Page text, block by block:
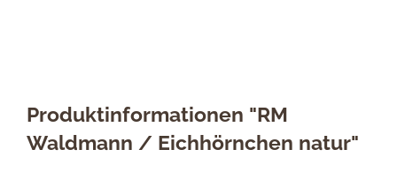
Produktinformationen "RM
Waldmann / Eichhörnchen natur"